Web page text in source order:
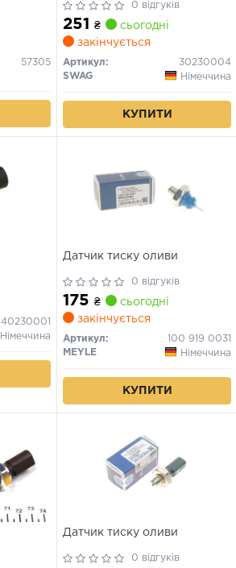
57305
0 відгуків
251 ₴
сьогодні
закінчується
Артикул:
30230004
SWAG
Німеччина
КУПИТИ
40230001
Німеччина
Датчик тиску оливи
0 відгуків
175 ₴
сьогодні
закінчується
Артикул:
100 919 0031
MEYLE
Німеччина
КУПИТИ
Датчик тиску оливи
0 відгуків